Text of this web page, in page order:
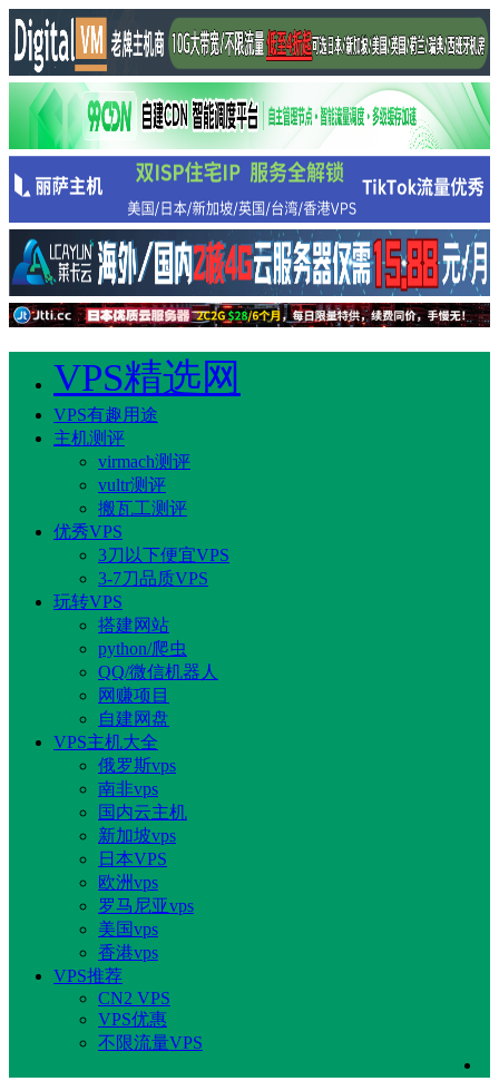
VPS精选网
VPS有趣用途
主机测评
virmach测评
vultr测评
搬瓦工测评
优秀VPS
3刀以下便宜VPS
3-7刀品质VPS
玩转VPS
搭建网站
python/爬虫
QQ/微信机器人
网赚项目
自建网盘
VPS主机大全
俄罗斯vps
南非vps
国内云主机
新加坡vps
日本VPS
欧洲vps
罗马尼亚vps
美国vps
香港vps
VPS推荐
CN2 VPS
VPS优惠
不限流量VPS